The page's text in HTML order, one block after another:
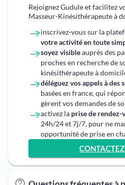
Rejoignez Gudule et facilitez
Masseur-Kinésithérapeute à
inscrivez-vous sur la
votre activité en toute
soyez visibleauprès des
proches en recherche de
kinésithérapeute à
déléguez vos appels à des
basées en france, qui
gèrent vos demandes de
activez la prise de rendez-
24h/24 et 7j/7, pour ne
opportunité de prise en